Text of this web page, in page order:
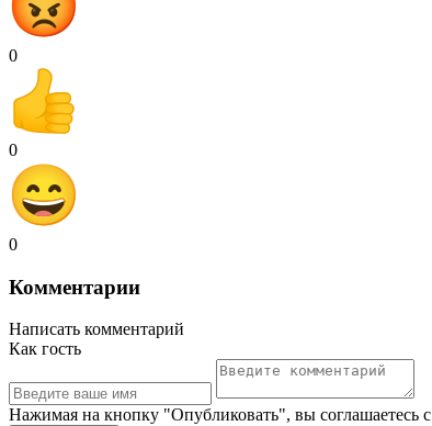
0
0
0
Комментарии
Написать комментарий
Как гость
Нажимая на кнопку "Опубликовать", вы соглашаетесь с